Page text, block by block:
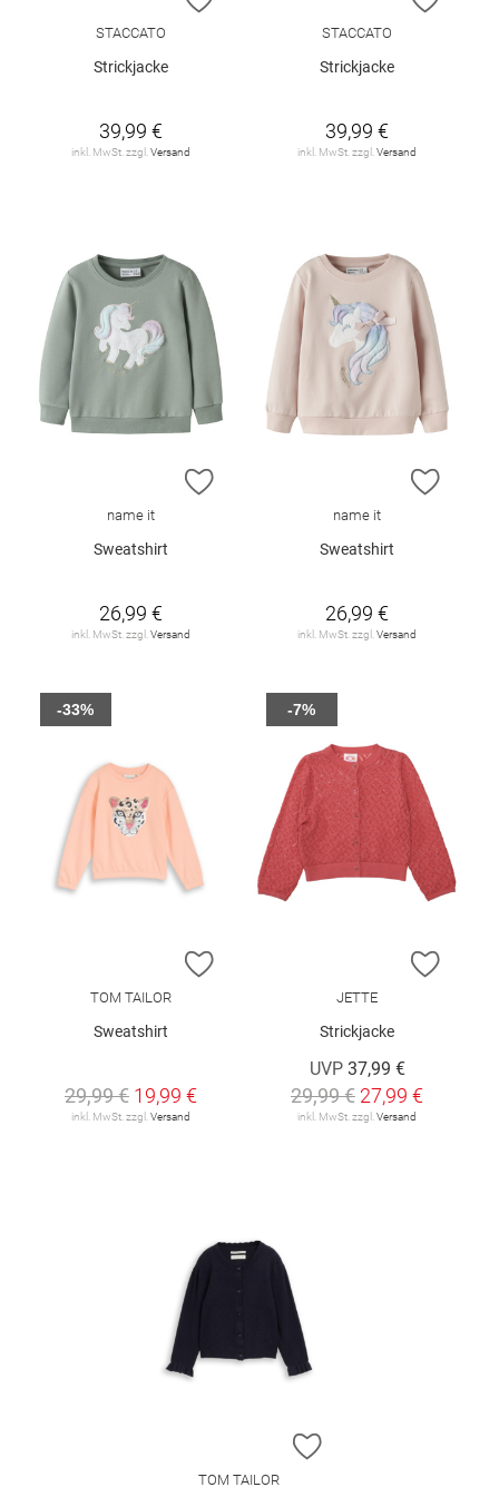
STACCATO
Strickjacke
39,99 €
inkl. MwSt. zzgl. Versand
STACCATO
Strickjacke
39,99 €
inkl. MwSt. zzgl. Versand
ZUR WUNSCHLISTE HINZUFÜGEN
name it
Sweatshirt
26,99 €
inkl. MwSt. zzgl. Versand
ZUR
name it
Sweatshirt
26,99 €
inkl. MwSt. zzgl. Versand
ZUR WUNSCHLISTE HINZUFÜGEN
TOM TAILOR
Sweatshirt
29,99 € 19,99 €
inkl. MwSt. zzgl. Versand
-33%
ZUR
JETTE
Strickjacke
UVP 37,99 €
29,99 € 27,99 €
inkl. MwSt. zzgl. Versand
-7%
ZUR WUNSCHLISTE
TOM TAILOR